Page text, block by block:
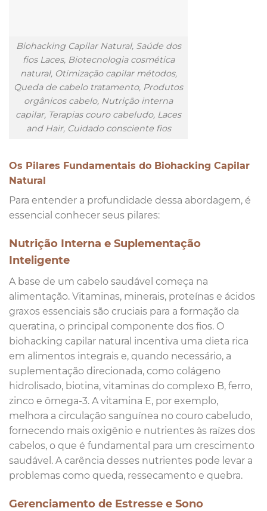
Biohacking Capilar Natural, Saúde dos
fios Laces, Biotecnologia cosmética
natural, Otimização capilar métodos,
Queda de cabelo tratamento, Produtos
orgânicos cabelo, Nutrição interna
capilar, Terapias couro cabeludo, Laces
and Hair, Cuidado consciente fios
Os Pilares Fundamentais do Biohacking Capilar
Natural
Para entender a profundidade dessa abordagem, é
essencial conhecer seus pilares:
Nutrição Interna e Suplementação
Inteligente
A base de um cabelo saudável começa na
alimentação. Vitaminas, minerais, proteínas e ácidos
graxos essenciais são cruciais para a formação da
queratina, o principal componente dos fios. O
biohacking capilar natural incentiva uma dieta rica
em alimentos integrais e, quando necessário, a
suplementação direcionada, como colágeno
hidrolisado, biotina, vitaminas do complexo B, ferro,
zinco e ômega-3. A vitamina E, por exemplo,
melhora a circulação sanguínea no couro cabeludo,
fornecendo mais oxigênio e nutrientes às raízes dos
cabelos, o que é fundamental para um crescimento
saudável. A carência desses nutrientes pode levar a
problemas como queda, ressecamento e quebra.
Gerenciamento de Estresse e Sono